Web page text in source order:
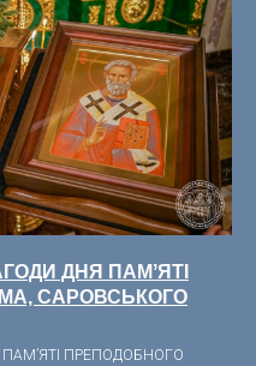
ДНЯ ПАМʼЯТІ
САРОВСЬКОГО
ПРЕПОДОБНОГО